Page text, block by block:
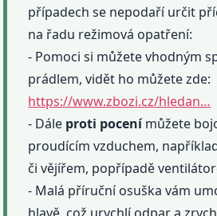
případech se nepodaří určit
na řadu režimová opatření:
- Pomoci si můžete vhodným
prádlem, vidět ho můžete zde:
https://www.zbozi.cz/hledan…
- Dále proti pocenímůžete
proudícím vzduchem,
či vějířem, popřípadě
- Malá příruční osuška vám